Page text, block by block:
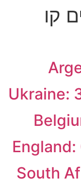
קו
Ukraine:
South